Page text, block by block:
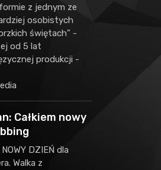
z jednym ze
osobistych
świętach” -
od 5 lat
produkcji -
Całkiem nowy
DZIEŃ dla
Walka z